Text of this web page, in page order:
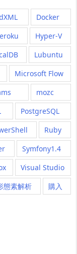
Docker
Hyper-V
Lubuntu
Microsoft Flow
mozc
PostgreSQL
Ruby
Symfony1.4
Visual Studio
態素解析 購入